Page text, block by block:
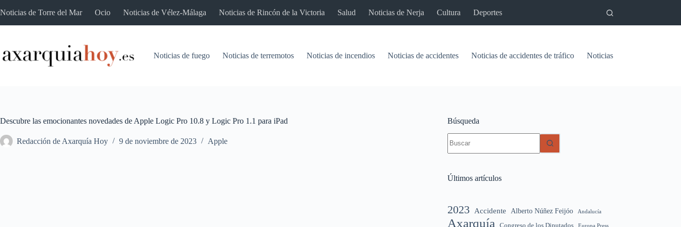
al
Noticias de Torre del Mar Ocio Noticias de Vélez-Málaga Noticias de Rincón de la Victoria Salud Noticias de Nerja Cultura Deportes
Noticias de fuego Noticias de terremotos Noticias de incendios Noticias de accidentes Noticias de accidentes de tráfico Noticias del pantano de
Descubre las emocionantes novedades de Apple Logic Pro 10.8 y Logic Pro 1.1 para iPad
Redacción de Axarquía Hoy 9 de noviembre de 2023 Apple
Búsqueda
resultados
Últimos artículos
2023 Accidente Alberto Núñez Feijóo Andalucía
Axarquía Congreso de los Diputados Europa Press